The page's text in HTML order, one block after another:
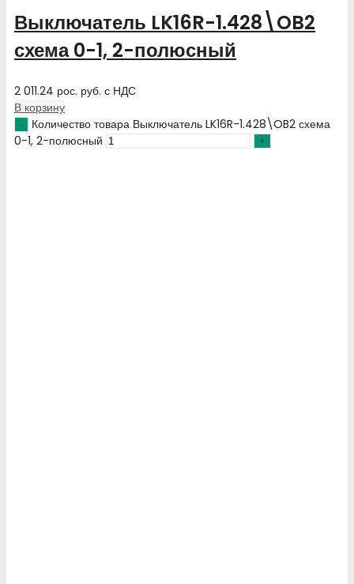
Выключатель LK16R-1.428\OB2
схема 0-1, 2-полюсный
2 011.24 рос. руб. с НДС
В корзину
Количество товара Выключатель LK16R-1.428\OB2 схема
0-1, 2-полюсный